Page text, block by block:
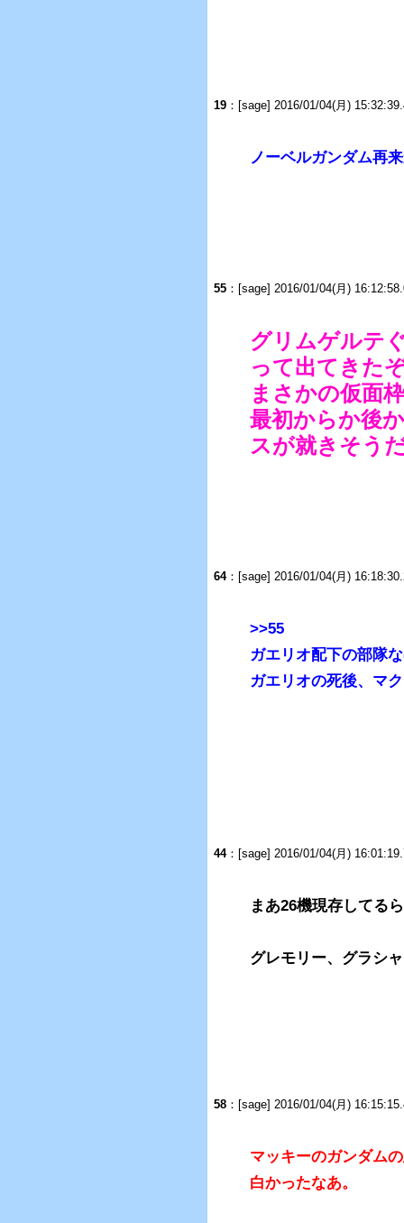
19 ：[sage] 2016/01/04(月)
ノーベルガンダム再
55 ：[sage] 2016/01/04(月)
グリムゲルテ
って出てきた
まさかの仮面
最初からか後
スが就きそう
64：[sage] 2016/01/04(月)
>>55
ガエリオ配下の部隊
ガエリオの死後、マ
44：[sage] 2016/01/04(月)
まあ26機現存してる
グレモリー、グラシ
58 ：[sage] 2016/01/04(月)
マッキーのガンダム
白かったなあ。